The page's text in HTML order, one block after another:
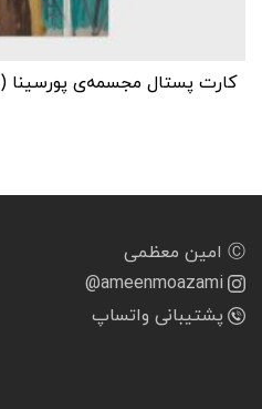
کارت پستال مجسمه‌ی پورسینا (۸۵)
Ⓒ امین معظمی
@ameenmoazami
پشتیبانی واتساپ